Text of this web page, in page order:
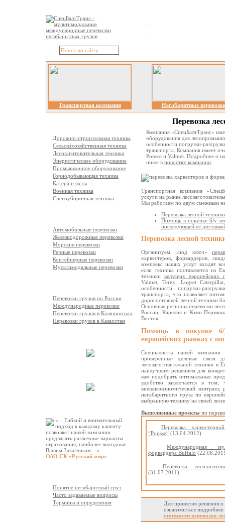
Транспортная компания Негабаритные перевозки
Дорожно-строительная техника
Сельскохозяйственная техника
Лесозаготовительная техника
Энергетическое оборудование
Промышленное оборудование
Горнодобывающая техника
Катера и яхты
Военная техника
Снегоуборочная техника
Автомобильные перевозки
Железнодорожные перевозки
Морские перевозки
Речные перевозки
Контейнерные перевозки
Мультимодальные перевозки
Перевозки грузов по России
Международные перевозки
Перевозки грузов в Калининград
Перевозки грузов в Казахстан
«... Гибкий и внимательный
подход к каждому клиенту
позволяет нашей компании
предлагать различные варианты
страхования, наиболее выгодные
Вашим Заказчикам ...»
ОАО СК «Русский мир»
Понятие негабаритный груз
Часто задаваемые вопросы
Термины и определения
Перевозка
Компания «СпецБалтТранс»
оборудования для
особенности погрузки-
транспорта. Компания имеет
Ponsse и Valmet. Подробнее о
ниже в новостях компании
Транспортная компания
услуги на рынке
Мы работаем по двум смежным
Перевозка лесной техники
Помощь в покупке б/у
последующей её
Перевозка лесной
Организуем «под ключ»
харвестеров, форвардеров,
комплекс наших услуг входят
если техника поставляется из
техники ведущих европейских
Valmet, Terex, Logset
особенности погрузки-
транспорта, что позволяет
дорогостоящей лесной техники
Основные регионы перевозки
России, Карелия и Коми-
Восток.
Помощь в покупке б/
европейских рынках с
Специалисты нашей
проверенные деловые связи
лесозаготовительной техники в
наилучшим решением для
вам подобрать оптимальные
удобство заключается в
внешнеэкономический
негабаритного груза по
выбранную технику на своей
Выполненные проекты по
Перевозка
“Ponsse” (13.04.2012)
Международная
форвардера Buffalo
Перевозка
(31.07.2011)
Для принятия решения
ознакомиться
стоимости перевозки